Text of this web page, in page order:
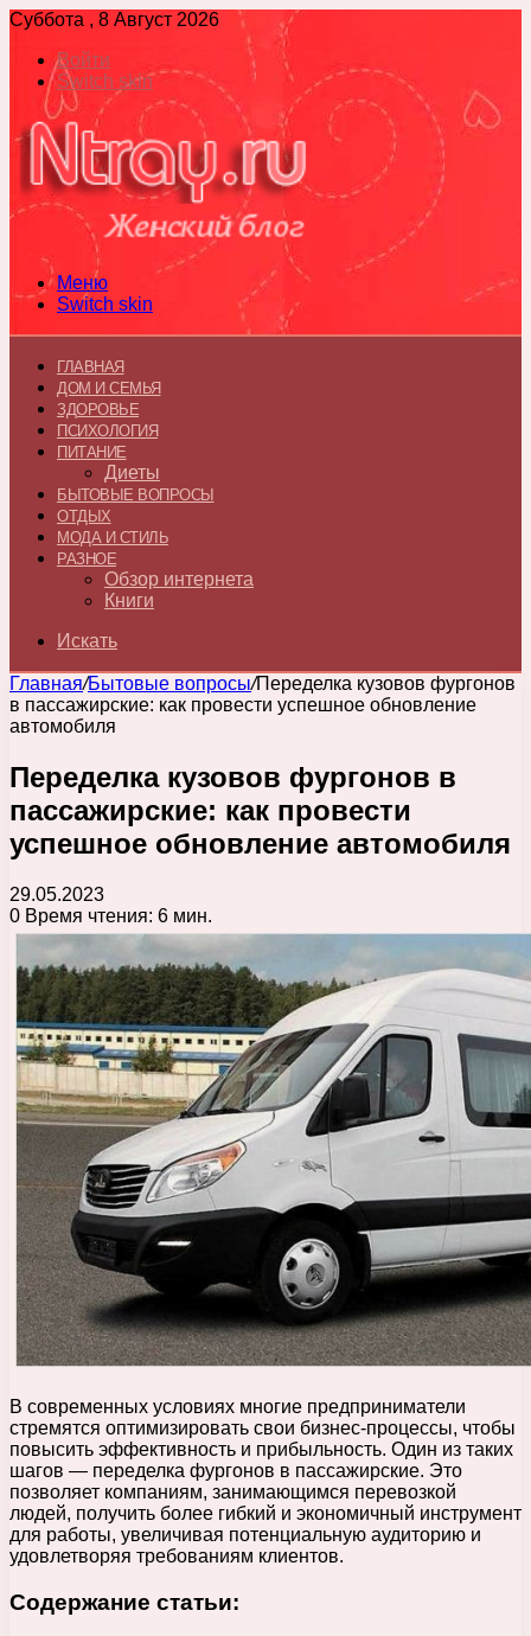
Суббота , 8 Август 2026
Войти
Switch skin
Меню
Switch skin
ГЛАВНАЯ
ДОМ И СЕМЬЯ
ЗДОРОВЬЕ
ПСИХОЛОГИЯ
ПИТАНИЕ
Диеты
БЫТОВЫЕ ВОПРОСЫ
ОТДЫХ
МОДА И СТИЛЬ
РАЗНОЕ
Обзор интернета
Книги
Искать
Главная/Бытовые вопросы/Переделка кузовов фургонов
в пассажирские: как провести успешное обновление
автомобиля
Переделка кузовов фургонов в
пассажирские: как провести
успешное обновление автомобиля
29.05.2023
0 Время чтения: 6 мин.
В современных условиях многие предприниматели
стремятся оптимизировать свои бизнес-процессы, чтобы
повысить эффективность и прибыльность. Один из таких
шагов — переделка фургонов в пассажирские. Это
позволяет компаниям, занимающимся перевозкой
людей, получить более гибкий и экономичный инструмент
для работы, увеличивая потенциальную аудиторию и
удовлетворяя требованиям клиентов.
Содержание статьи: